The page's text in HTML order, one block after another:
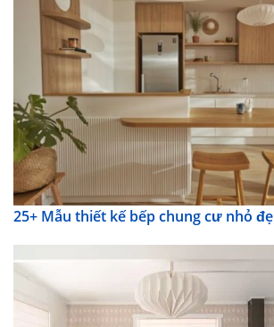
25+ Mẫu thiết kế bếp chung cư nhỏ